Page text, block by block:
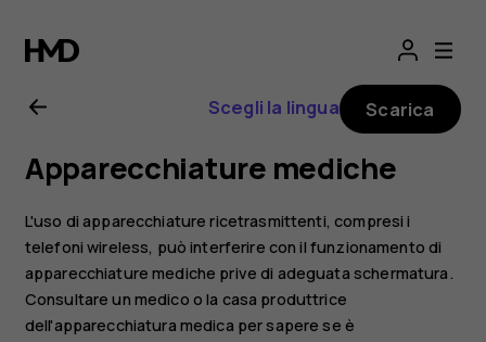
Manuale
d'uso
del
Nokia
8000
Scegli la lingua Scarica
Apparecchiature mediche
L'uso di apparecchiature ricetrasmittenti, compresi i
telefoni wireless, può interferire con il funzionamento di
apparecchiature mediche prive di adeguata schermatura.
Consultare un medico o la casa produttrice
dell'apparecchiatura medica per sapere se è